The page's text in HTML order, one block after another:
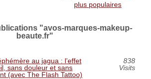
plus populaires
"avos-marques-makeup-
beaute.fr"
au jagua : l’effet
sans douleur et sans
(avec The Flash Tattoo)
838
Visits